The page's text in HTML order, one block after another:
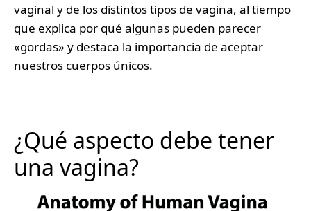
vaginal y de los distintos tipos de vagina, al tiempo
que explica por qué algunas pueden parecer
«gordas» y destaca la importancia de aceptar
nuestros cuerpos únicos.
¿Qué aspecto debe tener
una vagina?